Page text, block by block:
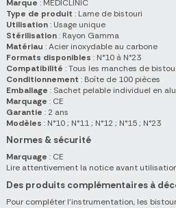
Marque : MEDICLINIC
Type de produit : Lame de bistouri
Utilisation: Usage unique
Stérilisation: Rayon Gamma
Matériau : Acier inoxydable au carbone
Formats disponibles : N°10 à N°23
Compatibilité : Tous les manches de
Conditionnement : Boîte de 100 pièces
Emballage : Sachet pelable individuel en
Marquage : CE
Garantie : 2 ans
Modèles : N°10 ; N°11 ; N°12 ; N°15 ; N°23
Normes & sécurité
Marquage : CE
Lire attentivement la notice avant
Des produits complémentaires à
Pour compléter l'instrumentation, les